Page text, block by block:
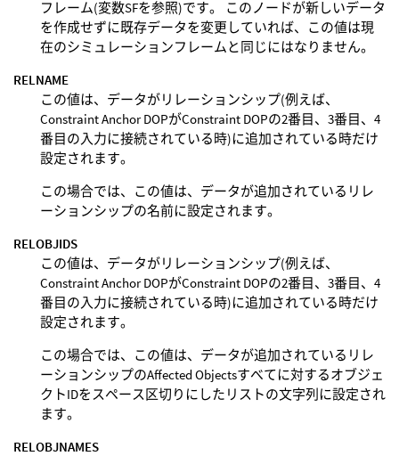
フレーム(変数SFを参照)です。 このノードが新しいデータ
を作成せずに既存データを変更していれば、この値は現
在のシミュレーションフレームと同じにはなりません。
RELNAME
この値は、データがリレーションシップ(例えば、
Constraint Anchor DOPがConstraint DOPの2番目、3番目、4
番目の入力に接続されている時)に追加されている時だけ
設定されます。
この場合では、この値は、データが追加されているリレ
ーションシップの名前に設定されます。
RELOBJIDS
この値は、データがリレーションシップ(例えば、
Constraint Anchor DOPがConstraint DOPの2番目、3番目、4
番目の入力に接続されている時)に追加されている時だけ
設定されます。
この場合では、この値は、データが追加されているリレ
ーションシップのAffected Objectsすべてに対するオブジェ
クトIDをスペース区切りにしたリストの文字列に設定され
ます。
RELOBJNAMES